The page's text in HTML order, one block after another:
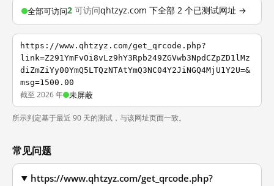
全部可访问2 可访问qhtzyz.com 下全部 2 个已测试网址 →
https://www.qhtzyz.com/get_qrcode.php?
link=Z291YmFvOi8vLz9hY3Rpb249ZGVwb3NpdCZpZD1lMz
diZmZiYy00YmQ5LTQzNTAtYmQ3NC04Y2JiNGQ4MjU1Y2U=&
msg=1500.00
截至 2026 年 未屏蔽
所示判定基于最近 90 天的测试，与该网址页面一致。
常见问题
https://www.qhtzyz.com/get_qrcode.php?